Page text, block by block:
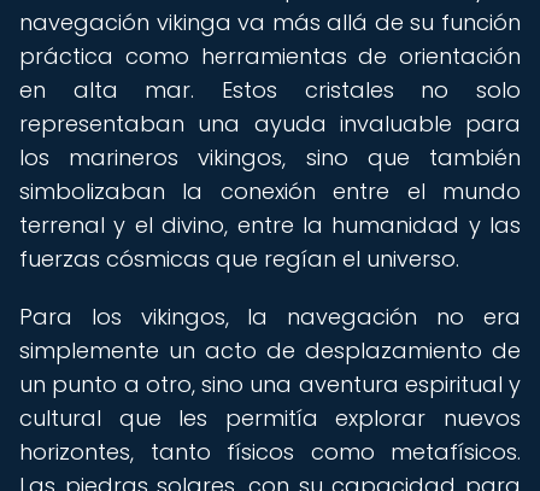
navegación vikinga va más allá de su función
práctica como herramientas de orientación
en alta mar. Estos cristales no solo
representaban una ayuda invaluable para
los marineros vikingos, sino que también
simbolizaban la conexión entre el mundo
terrenal y el divino, entre la humanidad y las
fuerzas cósmicas que regían el universo.
Para los vikingos, la navegación no era
simplemente un acto de desplazamiento de
un punto a otro, sino una aventura espiritual y
cultural que les permitía explorar nuevos
horizontes, tanto físicos como metafísicos.